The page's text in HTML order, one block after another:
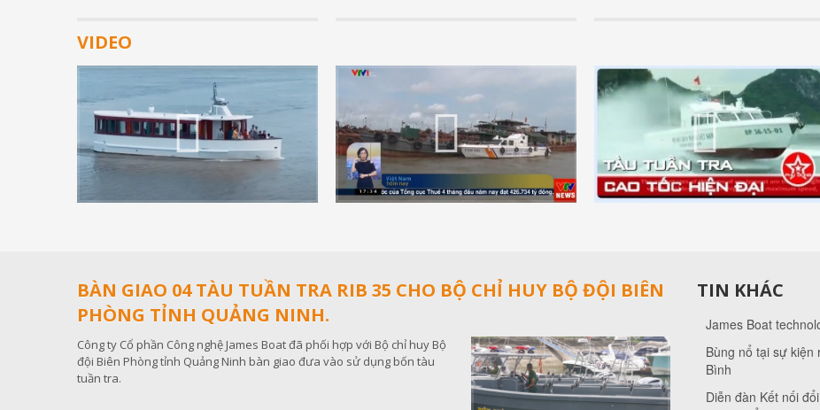
VIDEO
Ngày đăng: 06-10-2020 - 16:58
Tàu Favourite 55 được James Boat
Technoloy chế tạo theo tiêu chuẩn EU
Xem thêm +
Ngày đăng: 13-05-2020 - 21:29
Tàu tuần tra MS 50S của Cảnh sát
bắt tàu chở dầu lậu
BÀN GIAO 04 TÀU TUẦN TRA RIB 35 CHO BỘ CHỈ HUY BỘ ĐỘI BIÊN
PHÒNG TỈNH QUẢNG NINH.
Công ty Cổ phần Công nghệ James Boat đã phối hợp với Bộ chỉ huy Bộ
đội Biên Phòng tỉnh Quảng Ninh bàn giao đưa vào sử dụng bốn tàu
tuần tra.
TIN KHÁC
James Boat
Bùng nổ tại sự kiện
Bình
Diễn đàn Kết nối